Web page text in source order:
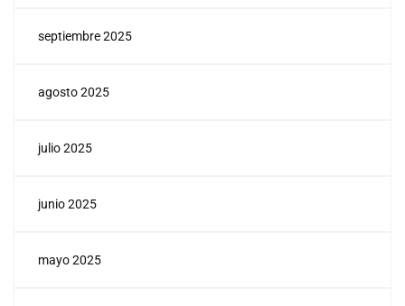
septiembre 2025
agosto 2025
julio 2025
junio 2025
mayo 2025